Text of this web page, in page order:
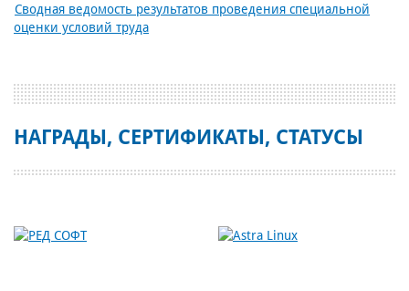
Сводная ведомость результатов проведения специальной
оценки условий труда
НАГРАДЫ, СЕРТИФИКАТЫ, СТАТУСЫ